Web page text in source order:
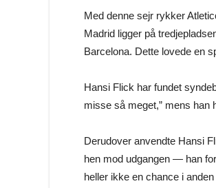
Med denne sejr rykker
Madrid ligger på
Barcelona. Dette lovede en
Hansi Flick har fundet
misse så meget,” mens han
Derudover anvendte Hansi
hen mod udgangen — han
heller ikke en chance i anden